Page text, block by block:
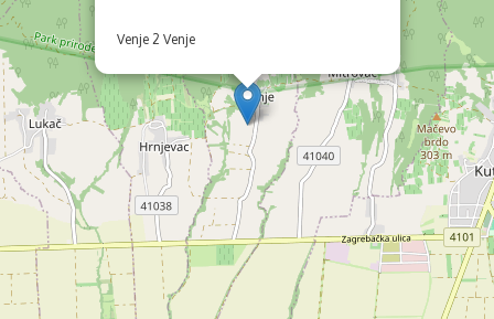
Venje 2 Venje